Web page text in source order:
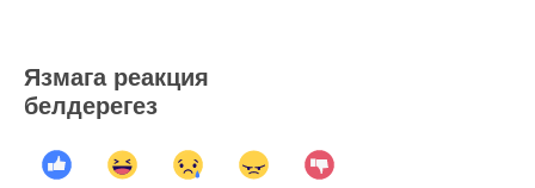
Язмага реакция
белдерегез